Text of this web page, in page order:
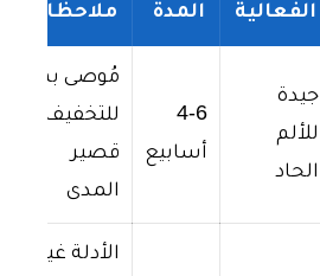
الفعالية المدة ملاحظات
جيدة
للألم
الحاد
4-6
أسابيع
مُوصى بها
للتخفيف
قصير
المدى
الأدلة غير